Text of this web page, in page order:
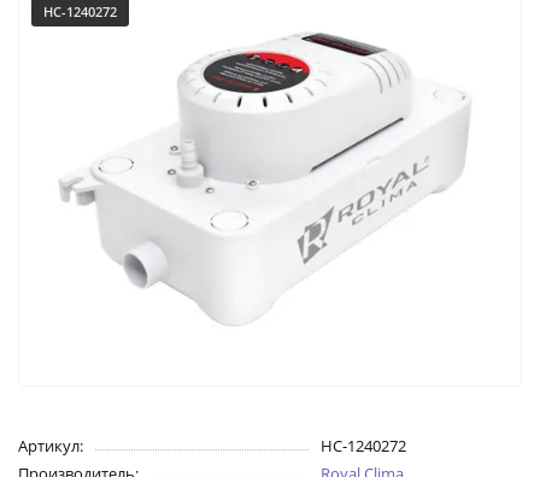
НС-1240272
Артикул:
НС-1240272